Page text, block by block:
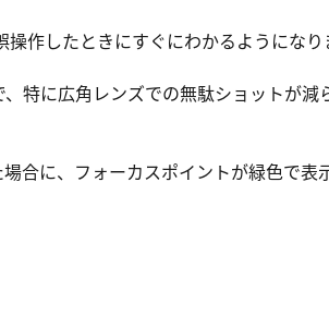
操作したときにすぐにわかるようになり
特に広角レンズでの無駄ショットが減
合に、フォーカスポイントが緑色で表